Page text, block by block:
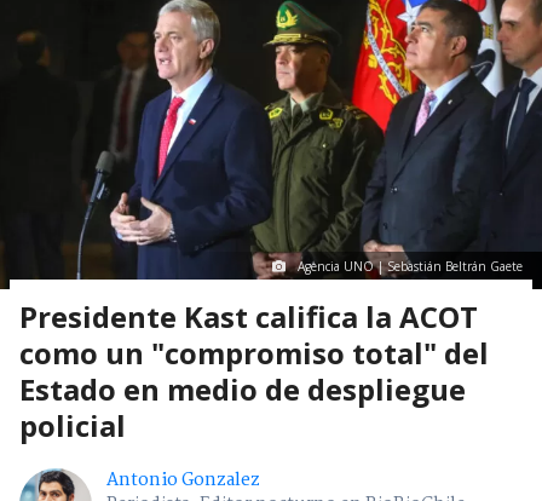
Agencia UNO | Sebastián Beltrán Gaete
Presidente Kast califica la ACOT
como un "compromiso total" del
Estado en medio de despliegue
policial
Antonio Gonzalez